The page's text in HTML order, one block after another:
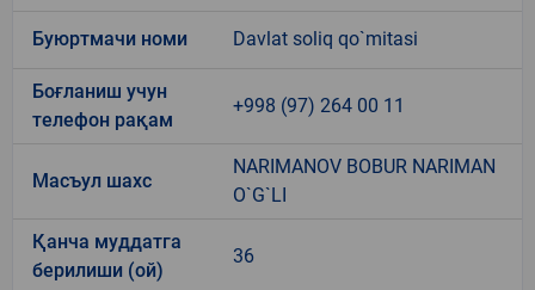
Буюртмачи номи Davlat soliq qo`mitasi
Боғланиш учун
телефон рақам
+998 (97) 264 00 11
Масъул шахс
NARIMANOV BOBUR NARIMAN
O`G`LI
Қанча муддатга
берилиши (ой)
36